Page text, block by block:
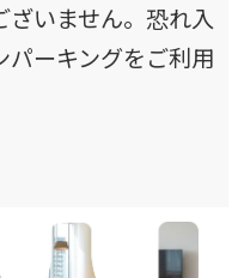
いません。恐れ入
パーキングをご利用